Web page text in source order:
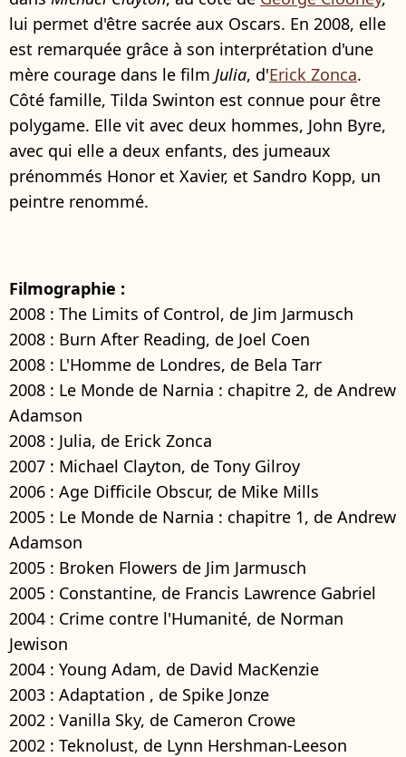
lui permet d'être sacrée aux Oscars. En 2008, elle
est remarquée grâce à son interprétation d'une
mère courage dans le film Julia, d'Erick Zonca.
Côté famille, Tilda Swinton est connue pour être
polygame. Elle vit avec deux hommes, John Byre,
avec qui elle a deux enfants, des jumeaux
prénommés Honor et Xavier, et Sandro Kopp, un
peintre renommé.
Filmographie :
2008 : The Limits of Control, de Jim Jarmusch
2008 : Burn After Reading, de Joel Coen
2008 : L'Homme de Londres, de Bela Tarr
2008 : Le Monde de Narnia : chapitre 2, de Andrew
Adamson
2008 : Julia, de Erick Zonca
2007 : Michael Clayton, de Tony Gilroy
2006 : Age Difficile Obscur, de Mike Mills
2005 : Le Monde de Narnia : chapitre 1, de Andrew
Adamson
2005 : Broken Flowers de Jim Jarmusch
2005 : Constantine, de Francis Lawrence Gabriel
2004 : Crime contre l'Humanité, de Norman
Jewison
2004 : Young Adam, de David MacKenzie
2003 : Adaptation , de Spike Jonze
2002 : Vanilla Sky, de Cameron Crowe
2002 : Teknolust, de Lynn Hershman-Leeson